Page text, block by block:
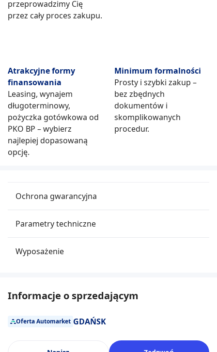
przeprowadzimy Cię
przez cały proces zakupu.
Atrakcyjne formy
finansowania
Leasing, wynajem
długoterminowy,
pożyczka gotówkowa od
PKO BP – wybierz
najlepiej dopasowaną
opcję.
Minimum formalności
Prosty i szybki zakup –
bez zbędnych
dokumentów i
skomplikowanych
procedur.
Ochrona gwarancyjna
Parametry techniczne
Wyposażenie
Informacje o sprzedającym
Oferta Automarket GDAŃSK